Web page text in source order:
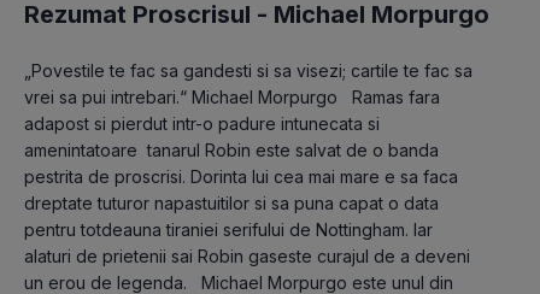
Rezumat Proscrisul - Michael Morpurgo
„Povestile te fac sa gandesti si sa visezi; cartile te fac sa
vrei sa pui intrebari.“ Michael Morpurgo   Ramas fara
adapost si pierdut intr-o padure intunecata si
amenintatoare  tanarul Robin este salvat de o banda
pestrita de proscrisi. Dorinta lui cea mai mare e sa faca
dreptate tuturor napastuitilor si sa puna capat o data
pentru totdeauna tiraniei serifului de Nottingham. Iar
alaturi de prietenii sai Robin gaseste curajul de a deveni
un erou de legenda.   Michael Morpurgo este unul din